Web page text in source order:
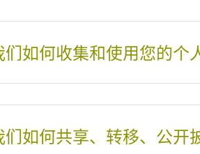
们如何收集和使用您的个
们如何共享、转移、公开